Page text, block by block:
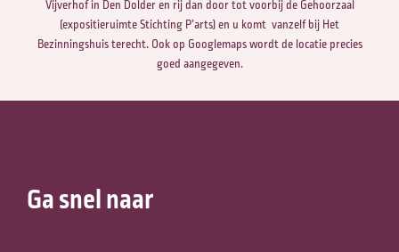
Zoeken naar
Vijverhof in Den Dolder en rij dan door tot voorbij de Gehoorzaal
(expositieruimte Stichting P’arts) en u komt vanzelf bij Het
Bezinningshuis terecht. Ook op Googlemaps wordt de locatie precies
goed aangegeven.
Ga snel naar